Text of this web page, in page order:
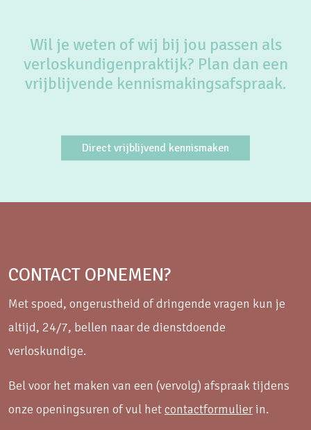
Wil je weten of wij bij jou passen als
verloskundigenpraktijk? Plan dan een
vrijblijvende kennismakingsafspraak.
Direct vrijblijvend kennismaken
CONTACT OPNEMEN?
Met spoed, ongerustheid of dringende vragen kun je
altijd, 24/7, bellen naar de dienstdoende
verloskundige.
Bel voor het maken van een (vervolg) afspraak tijdens
onze openingsuren of vul hetcontactformulier in.